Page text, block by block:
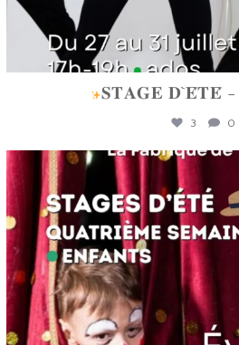
𝐒𝐓𝐀𝐆𝐄 𝐃`𝐄́𝐓𝐄́
3 0
Juin